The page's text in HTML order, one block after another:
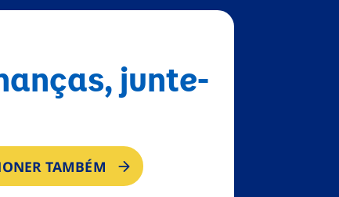
junte-
TAMBÉM